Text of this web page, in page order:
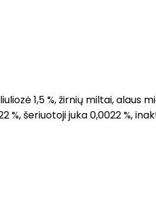
1,5 %, žirnių miltai, alaus
šeriuotoji juka 0,0022 %,